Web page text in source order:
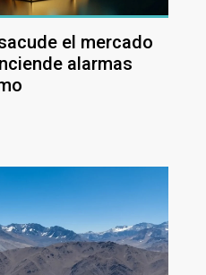
el mercado
alarmas